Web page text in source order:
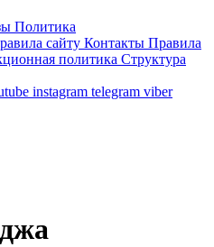
Политика
сайту Контакты Правила
политика Структура
instagram telegram viber